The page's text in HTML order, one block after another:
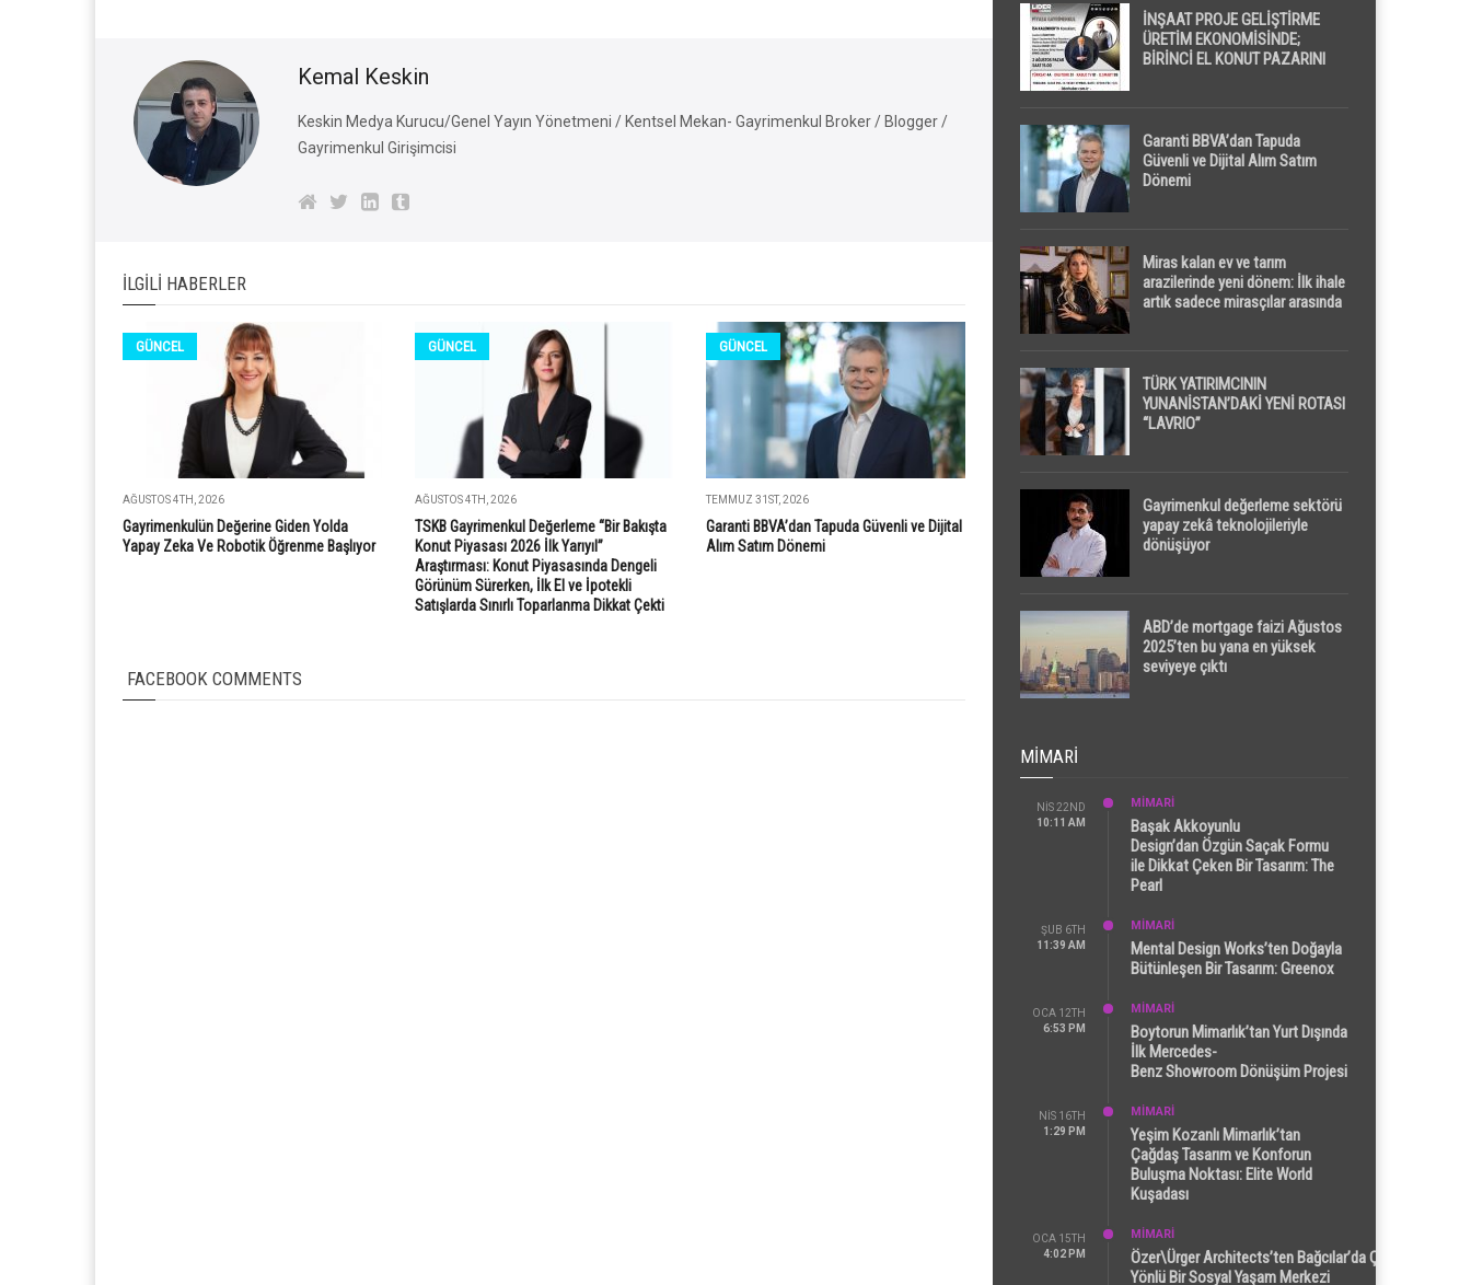
Kemal Keskin
Keskin Medya Kurucu/Genel Yayın Yönetmeni / Kentsel Mekan- Gayrimenkul Broker / Blogger /
Gayrimenkul Girişimcisi
İLGILI HABERLER
GÜNCEL
AĞUSTOS 4TH, 2026
Gayrimenkulün Değerine Giden Yolda
Yapay Zeka Ve Robotik Öğrenme Başlıyor
GÜNCEL
AĞUSTOS 4TH, 2026
TSKB Gayrimenkul Değerleme “Bir Bakışta
Konut Piyasası 2026 İlk Yarıyıl”
Araştırması: Konut Piyasasında Dengeli
Görünüm Sürerken, İlk El ve İpotekli
Satışlarda Sınırlı Toparlanma Dikkat Çekti
GÜNCEL
TEMMUZ 31ST, 2026
Garanti BBVA’dan Tapuda Güvenli ve Dijital
Alım Satım Dönemi
FACEBOOK COMMENTS
İNŞAAT PROJE GELİŞTİRME
ÜRETİM EKONOMİSİNDE;
BİRİNCİ EL KONUT PAZARINI
Garanti BBVA’dan Tapuda
Güvenli ve Dijital Alım Satım
Dönemi
Miras kalan ev ve tarım
arazilerinde yeni dönem: İlk ihale
artık sadece mirasçılar arasında
TÜRK YATIRIMCININ
YUNANİSTAN’DAKİ YENİ ROTASI
“LAVRIO”
Gayrimenkul değerleme sektörü
yapay zekâ teknolojileriyle
dönüşüyor
ABD’de mortgage faizi Ağustos
2025’ten bu yana en yüksek
seviyeye çıktı
MIMARI
NIS 22ND
10:11 AM
MİMARİ
Başak Akkoyunlu
Design’dan Özgün Saçak Formu
ile Dikkat Çeken Bir Tasarım: The
Pearl
ŞUB 6TH
11:39 AM
MİMARİ
Mental Design Works’ten Doğayla
Bütünleşen Bir Tasarım: Greenox
OCA 12TH
6:53 PM
MİMARİ
Boytorun Mimarlık’tan Yurt Dışında
İlk Mercedes-
Benz Showroom Dönüşüm Projesi
NIS 16TH
1:29 PM
MİMARİ
Yeşim Kozanlı Mimarlık’tan
Çağdaş Tasarım ve Konforun
Buluşma Noktası: Elite World
Kuşadası
OCA 15TH
4:02 PM
MİMARİ
Özer\Ürger Architects’ten Bağcılar’da Çok
Yönlü Bir Sosyal Yaşam Merkezi